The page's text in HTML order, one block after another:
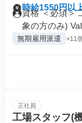
時給1550円以
資格 ＜必須＞
象の方のみ)
無期雇用派遣 +11
正社員
工場スタッフ(